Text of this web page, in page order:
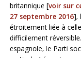
britannique [voir sur
27 septembre 2016],
étroitement liée à
difficilement
espagnole, le Parti